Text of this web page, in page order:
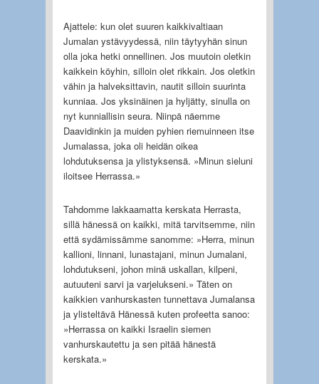
Ajattele: kun olet suuren kaikkivaltiaan
Jumalan ystävyydessä, niin täytyyhän sinun
olla joka hetki onnellinen. Jos muutoin oletkin
kaikkein köyhin, silloin olet rikkain. Jos oletkin
vähin ja halveksittavin, nautit silloin suurinta
kunniaa. Jos yksinäinen ja hyljätty, sinulla on
nyt kunniallisin seura. Niinpä näemme
Daavidinkin ja muiden pyhien riemuinneen itse
Jumalassa, joka oli heidän oikea
lohdutuksensa ja ylistyksensä. »Minun sieluni
iloitsee Herrassa.»
Tahdomme lakkaamatta kerskata Herrasta,
sillä hänessä on kaikki, mitä tarvitsemme, niin
että sydämissämme sanomme: »Herra, minun
kallioni, linnani, lunastajani, minun Jumalani,
lohdutukseni, johon minä uskallan, kilpeni,
autuuteni sarvi ja varjelukseni.» Täten on
kaikkien vanhurskasten tunnettava Jumalansa
ja ylisteltävä Hänessä kuten profeetta sanoo:
»Herrassa on kaikki Israelin siemen
vanhurskautettu ja sen pitää hänestä
kerskata.»